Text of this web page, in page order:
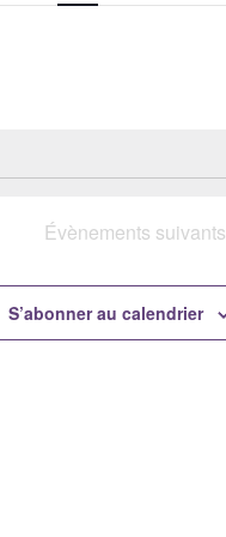
Évènements suivants
S’abonner au calendrier